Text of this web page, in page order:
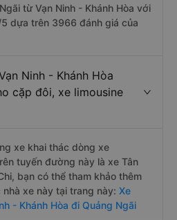
từ Vạn Ninh - Khánh Hòa với
dựa trên 3966 đánh giá của
Ninh - Khánh Hòa
cặp đôi, xe limousine
xe khai thác dòng xe
tuyến đường này là xe Tân
bạn có thể tham khảo thêm
xe này tại trang này: Xe
- Khánh Hòa đi Quảng Ngãi